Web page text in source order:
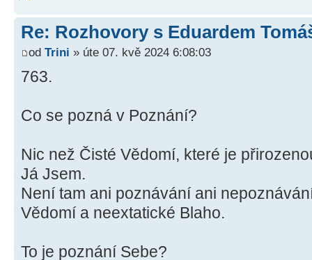
Re: Rozhovory s Eduardem
od Trini » úte 07. kvě 2024 6:08:03
763.
Co se pozná v Poznání?
Nic než Čisté Vědomí, které je
Já Jsem.
Není tam ani poznávání ani
Vědomí a neextatické Blaho.
To je poznání Sebe?